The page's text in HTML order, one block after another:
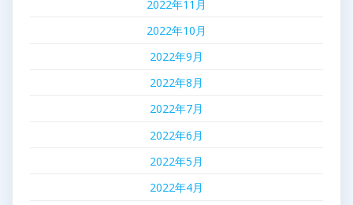
2022年11月
2022年10月
2022年9月
2022年8月
2022年7月
2022年6月
2022年5月
2022年4月